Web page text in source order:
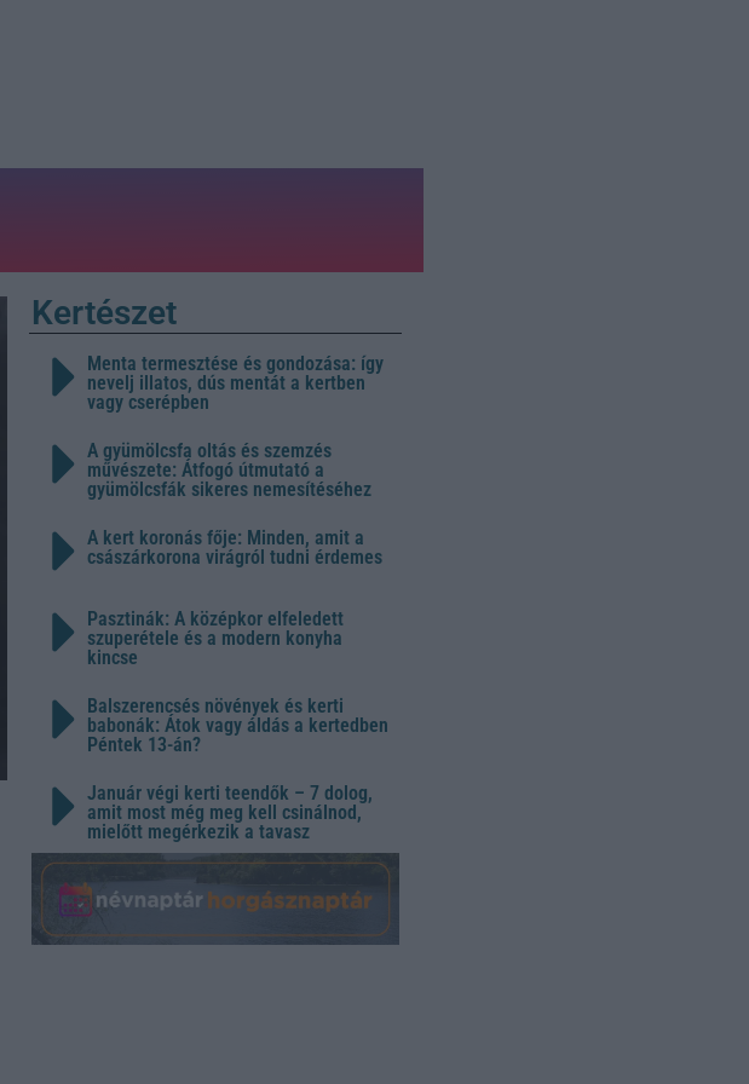
Kertészet
Menta termesztése és gondozása: így
nevelj illatos, dús mentát a kertben
vagy cserépben
A gyümölcsfa oltás és szemzés
művészete: Átfogó útmutató a
gyümölcsfák sikeres nemesítéséhez
A kert koronás fője: Minden, amit a
császárkorona virágról tudni érdemes
Pasztinák: A középkor elfeledett
szuperétele és a modern konyha
kincse
Balszerencsés növények és kerti
babonák: Átok vagy áldás a kertedben
Péntek 13-án?
Január végi kerti teendők – 7 dolog,
amit most még meg kell csinálnod,
mielőtt megérkezik a tavasz